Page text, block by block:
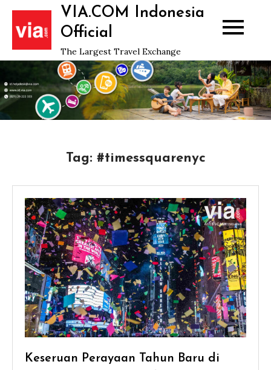
Skip
content
VIA.COM Indonesia
Official
The Largest Travel Exchange
Tag: #timessquarenyc
Keseruan Perayaan Tahun Baru di